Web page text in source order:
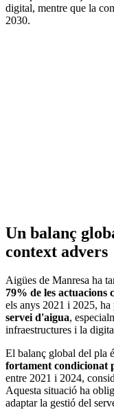
digital, mentre que la
2030.
Un balanç
context advers
Aigües de Manresa ha
79% de les actuacions
els anys 2021 i 2025, ha
servei d'aigua,
infraestructures i la
El balanç global del pla
fortament condicionat
entre 2021 i 2024,
Aquesta situació ha
adaptar la gestió del